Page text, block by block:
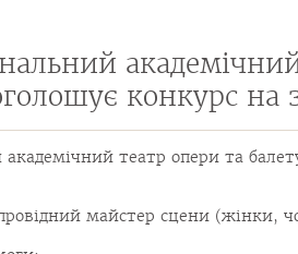
конкурс на
театр опери та
майстер сцени (жінки,